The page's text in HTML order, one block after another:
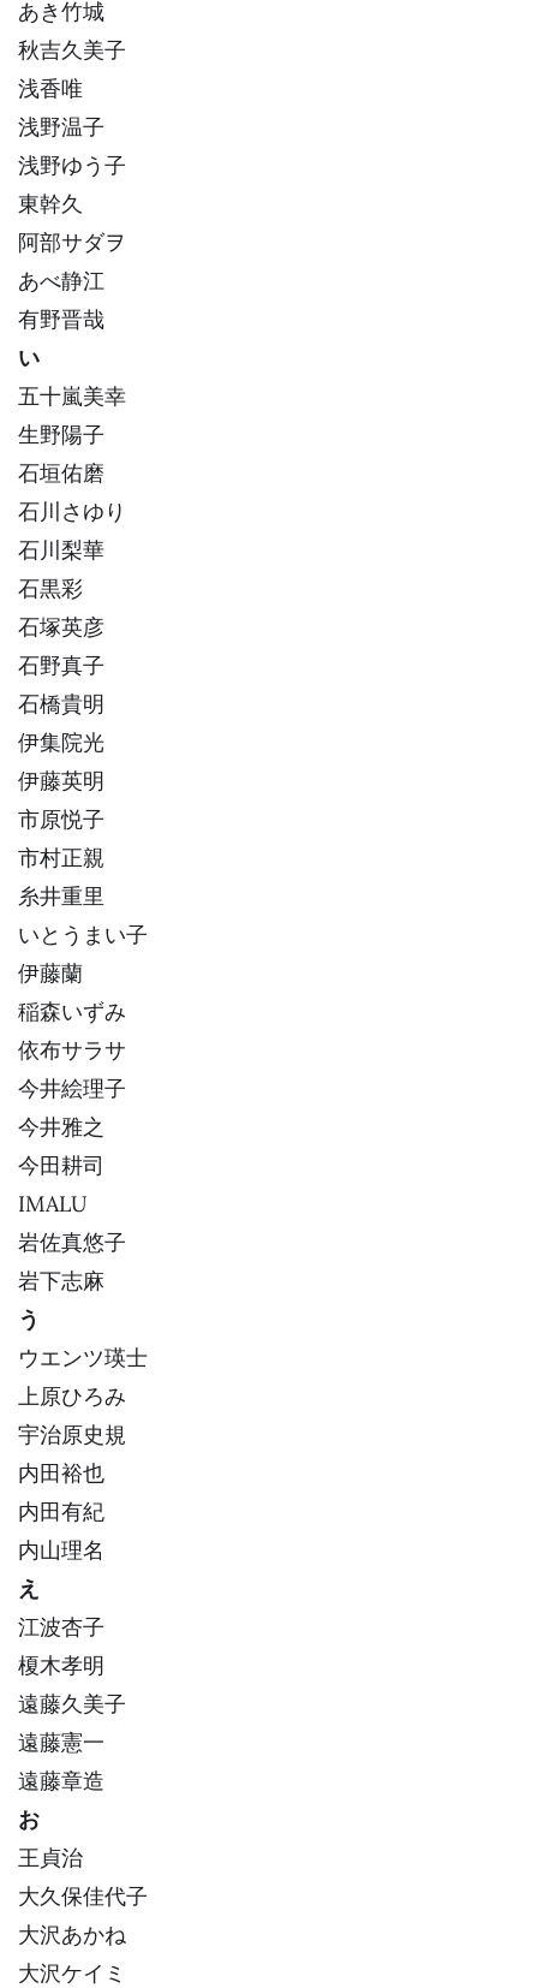
あき竹城
秋吉久美子
浅香唯
浅野温子
浅野ゆう子
東幹久
阿部サダヲ
あべ静江
有野晋哉
い
五十嵐美幸
生野陽子
石垣佑磨
石川さゆり
石川梨華
石黒彩
石塚英彦
石野真子
石橋貴明
伊集院光
伊藤英明
市原悦子
市村正親
糸井重里
いとうまい子
伊藤蘭
稲森いずみ
依布サラサ
今井絵理子
今井雅之
今田耕司
IMALU
岩佐真悠子
岩下志麻
う
ウエンツ瑛士
上原ひろみ
宇治原史規
内田裕也
内田有紀
内山理名
え
江波杏子
榎木孝明
遠藤久美子
遠藤憲一
遠藤章造
お
王貞治
大久保佳代子
大沢あかね
大沢ケイミ